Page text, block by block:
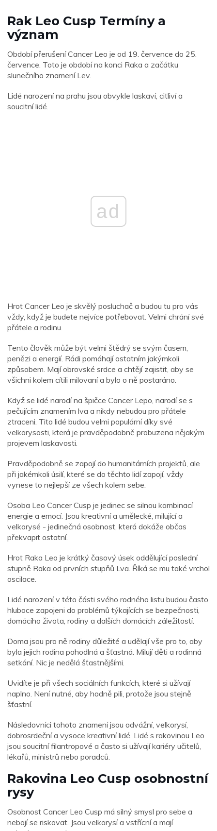
Rak Leo Cusp Termíny a
význam
Období přerušení Cancer Leo je od 19. července do 25.
července. Toto je období na konci Raka a začátku
slunečního znamení Lev.
Lidé narození na prahu jsou obvykle laskaví, citliví a
soucitní lidé.
ad
Hrot Cancer Leo je skvělý posluchač a budou tu pro vás
vždy, když je budete nejvíce potřebovat. Velmi chrání své
přátele a rodinu.
Tento člověk může být velmi štědrý se svým časem,
penězi a energií. Rádi pomáhají ostatním jakýmkoli
způsobem. Mají obrovské srdce a chtějí zajistit, aby se
všichni kolem cítili milovaní a bylo o ně postaráno.
Když se lidé narodí na špičce Cancer Lepo, narodí se s
pečujícím znamením lva a nikdy nebudou pro přátele
ztraceni. Tito lidé budou velmi populární díky své
velkorysosti, která je pravděpodobně probuzena nějakým
projevem laskavosti.
Pravděpodobně se zapojí do humanitárních projektů, ale
při jakémkoli úsilí, které se do těchto lidí zapojí, vždy
vynese to nejlepší ze všech kolem sebe.
Osoba Leo Cancer Cusp je jedinec se silnou kombinací
energie a emocí. Jsou kreativní a umělecké, milující a
velkorysé - jedinečná osobnost, která dokáže občas
překvapit ostatní.
Hrot Raka Leo je krátký časový úsek oddělující poslední
stupně Raka od prvních stupňů Lva. Říká se mu také vrchol
oscilace.
Lidé narození v této části svého rodného listu budou často
hluboce zapojeni do problémů týkajících se bezpečnosti,
domácího života, rodiny a dalších domácích záležitostí.
Doma jsou pro ně rodiny důležité a udělají vše pro to, aby
byla jejich rodina pohodlná a šťastná. Milují děti a rodinná
setkání. Nic je nedělá šťastnějšími.
Uvidíte je při všech sociálních funkcích, které si užívají
naplno. Není nutné, aby hodně pili, protože jsou stejně
šťastní.
Následovníci tohoto znamení jsou odvážní, velkorysí,
dobrosrdeční a vysoce kreativní lidé. Lidé s rakovinou Leo
jsou soucitní filantropové a často si užívají kariéry učitelů,
lékařů, ministrů nebo poradců.
Rakovina Leo Cusp osobnostní
rysy
Osobnost Cancer Leo Cusp má silný smysl pro sebe a
nebojí se riskovat. Jsou velkorysí a vstřícní a mají